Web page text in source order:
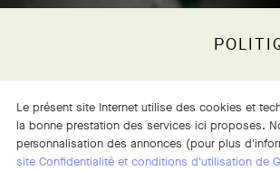
Le présent site Internet utilise des cookies et
la bonne prestation des services ici proposes.
personnalisation des annonces (pour plus
site Confidentialité et conditions d'utilisation de